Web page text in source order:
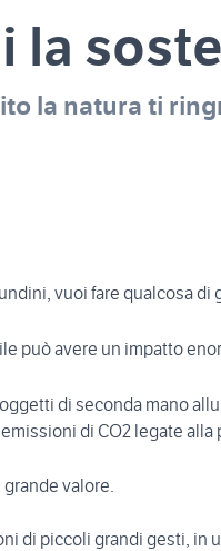
la
la natura ti
vuoi fare qualcosa di
può avere un impatto
di seconda mano
di CO2 legate alla
valore.
di piccoli grandi gesti, in